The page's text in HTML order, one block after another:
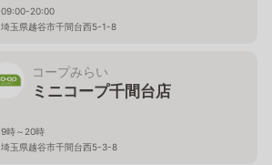
09:00-20:00
埼玉県越谷市千間台西5-1-8
コープみらい
ミニコープ千間台店
9時～20時
埼玉県越谷市千間台西5-3-8